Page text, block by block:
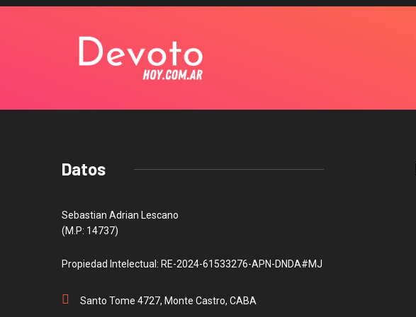
Datos
Sebastian Adrian Lescano
(M.P: 14737)
Propiedad Intelectual: RE-2024-61533276-APN-DNDA#MJ
Santo Tome 4727, Monte Castro, CABA